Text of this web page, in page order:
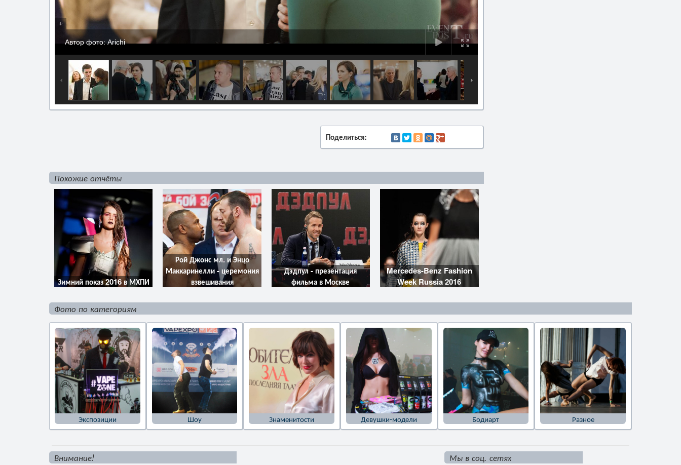
Автор фото: Arichi
Поделиться:
Похожие отчёты
Зимний показ 2016 в МХПИ
Рой Джонс мл. и Энцо
Маккаринелли - церемония
взвешивания
Дэдпул - презентация
фильма в Москве
Mercedes-Benz Fashion
Week Russia 2016
Фото по категориям
Экспозиции Шоу Знаменитости Девушки-модели Бодиарт Разное
Внимание! Мы в соц. сетях